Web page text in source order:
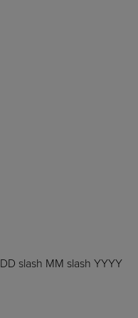
DD slash MM slash YYYY